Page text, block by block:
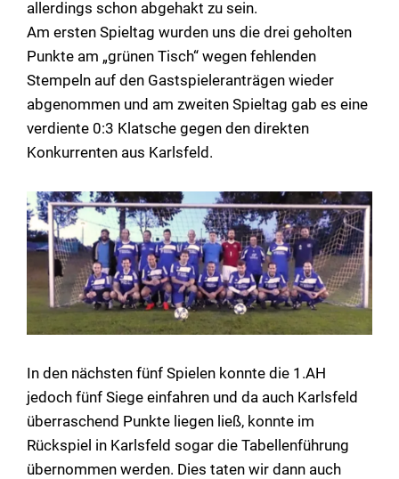
allerdings schon abgehakt zu sein.
Am ersten Spieltag wurden uns die drei geholten
Punkte am „grünen Tisch“ wegen fehlenden
Stempeln auf den Gastspieleranträgen wieder
abgenommen und am zweiten Spieltag gab es eine
verdiente 0:3 Klatsche gegen den direkten
Konkurrenten aus Karlsfeld.
In den nächsten fünf Spielen konnte die 1.AH
jedoch fünf Siege einfahren und da auch Karlsfeld
überraschend Punkte liegen ließ, konnte im
Rückspiel in Karlsfeld sogar die Tabellenführung
übernommen werden. Dies taten wir dann auch